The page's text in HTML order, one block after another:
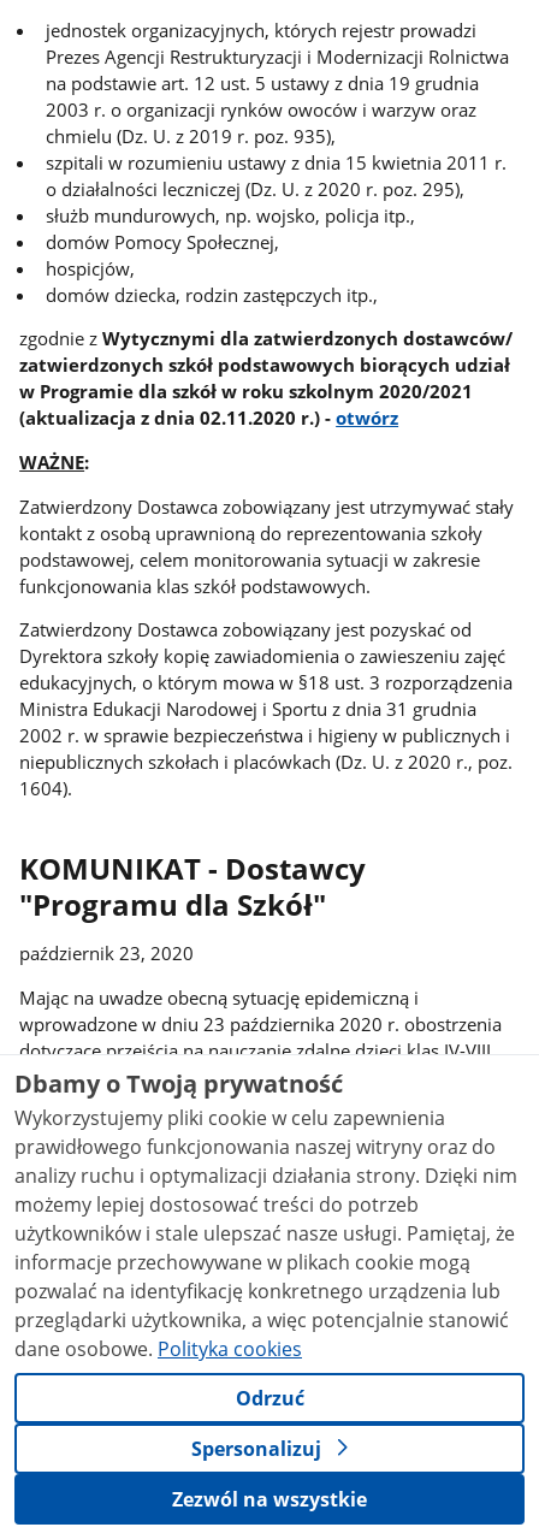
jednostek organizacyjnych, których rejestr prowadzi
Prezes Agencji Restrukturyzacji i Modernizacji Rolnictwa
na podstawie art. 12 ust. 5 ustawy z dnia 19 grudnia
2003 r. o organizacji rynków owoców i warzyw oraz
chmielu (Dz. U. z 2019 r. poz. 935),
szpitali w rozumieniu ustawy z dnia 15 kwietnia 2011 r.
o działalności leczniczej (Dz. U. z 2020 r. poz. 295),
służb mundurowych, np. wojsko, policja itp.,
domów Pomocy Społecznej,
hospicjów,
domów dziecka, rodzin zastępczych itp.,
zgodnie zWytycznymi dla zatwierdzonych dostawców/
zatwierdzonych szkół podstawowych biorących udział
w Programie dla szkół w roku szkolnym 2020/2021
(aktualizacja z dnia 02.11.2020 r.) -otwórz
WAŻNE:
Zatwierdzony Dostawca zobowiązany jest utrzymywać stały
kontakt z osobą uprawnioną do reprezentowania szkoły
podstawowej, celem monitorowania sytuacji w zakresie
funkcjonowania klas szkół podstawowych.
Zatwierdzony Dostawca zobowiązany jest pozyskać od
Dyrektora szkoły kopię zawiadomienia o zawieszeniu zajęć
edukacyjnych, o którym mowa w §18 ust. 3 rozporządzenia
Ministra Edukacji Narodowej i Sportu z dnia 31 grudnia
2002 r. w sprawie bezpieczeństwa i higieny w publicznych i
niepublicznych szkołach i placówkach (Dz. U. z 2020 r., poz.
1604).
KOMUNIKAT - Dostawcy
"Programu dla Szkół"
październik 23, 2020
Mając na uwadze obecną sytuację epidemiczną i
wprowadzone w dniu 23 października 2020 r. obostrzenia
dotyczące przejścia na nauczanie zdalne dzieci klas IV-VIII
szkół podstawowych, ARiMR zwraca się do Dostawców
biorących udział w „Programie dla szkół” o ograniczenie
ilości zakupywanych produktów wymaganych do realizacji
tego Programu i zabezpieczenie zapasów na realizację
dostaw do klas I-III szkół podstawowych.
Ponadto, biorąc pod uwagę obecną sytuację epidemiczną i
zawieszanie częściowe/ całkowite zajęć edukacyjnych z
powodu rozprzestrzeniania się wirusa COVID-19 Agencja
Restrukturyzacji i Modernizacji Rolnictwa informuje, iż w
przypadku braku możliwości dostarczenia do szkół
produktów, zakupionych w ramach realizacji Programu, z
powodu zamknięcia lub zawieszenia funkcjonowania
placówki, Dostawcy mają możliwość bezpłatnego
Prezes Agencji Restrukturyzacji i Modernizacji Rolnictwa
Dbamy o Twoją prywatność
Wykorzystujemy pliki cookie w celu zapewnienia
prawidłowego funkcjonowania naszej witryny oraz do
analizy ruchu i optymalizacji działania strony. Dzięki nim
możemy lepiej dostosować treści do potrzeb
użytkowników i stale ulepszać nasze usługi. Pamiętaj, że
informacje przechowywane w plikach cookie mogą
pozwalać na identyfikację konkretnego urządzenia lub
przeglądarki użytkownika, a więc potencjalnie stanowić
dane osobowe. Polityka cookies
Odrzuć
Spersonalizuj
Zezwól na wszystkie